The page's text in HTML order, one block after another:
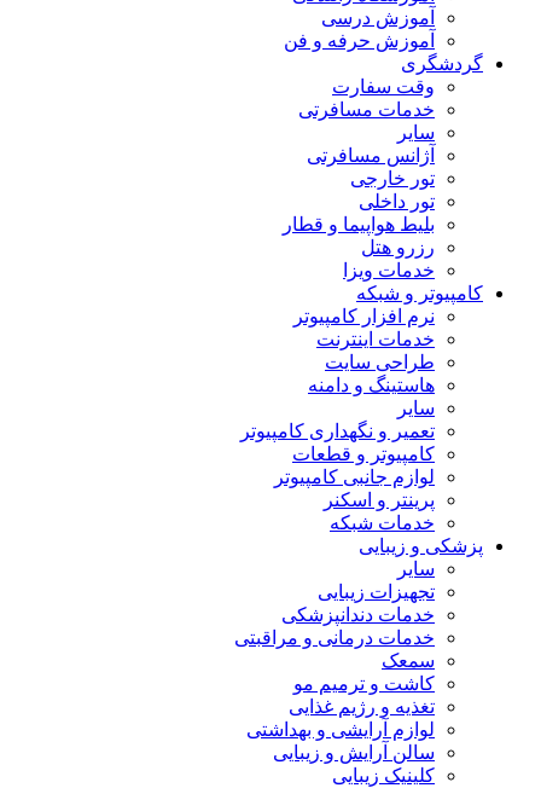
آموزش درسی
آموزش حرفه و فن
گردشگری
وقت سفارت
خدمات مسافرتی
سایر
آژانس مسافرتی
تور خارجی
تور داخلی
بلیط هواپیما و قطار
رزرو هتل
خدمات ویزا
کامپیوتر و شبکه
نرم افزار کامپیوتر
خدمات اینترنت
طراحی سایت
هاستینگ و دامنه
سایر
تعمیر و نگهداری کامپیوتر
کامپیوتر و قطعات
لوازم جانبی کامپیوتر
پرینتر و اسکنر
خدمات شبکه
پزشکی و زیبایی
سایر
تجهیزات زیبایی
خدمات دندانپزشکی
خدمات درمانی و مراقبتی
سمعک
کاشت و ترمیم مو
تغذیه و رژیم غذایی
لوازم آرایشی و بهداشتی
سالن آرایش و زیبایی
کلینیک زیبایی